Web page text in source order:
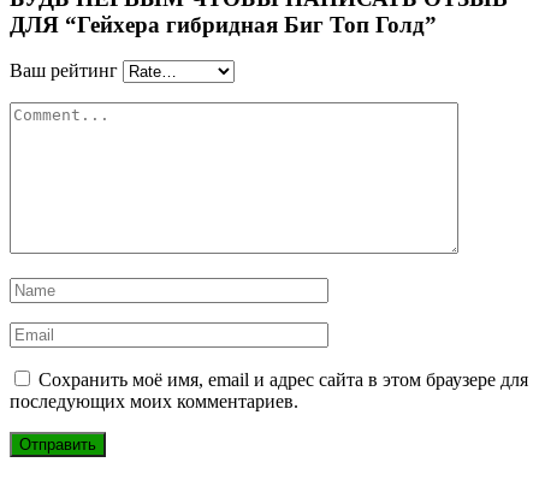
ДЛЯ “Гейхера гибридная Биг Топ Голд”
Ваш рейтинг
Сохранить моё имя, email и адрес сайта в этом браузере для
последующих моих комментариев.